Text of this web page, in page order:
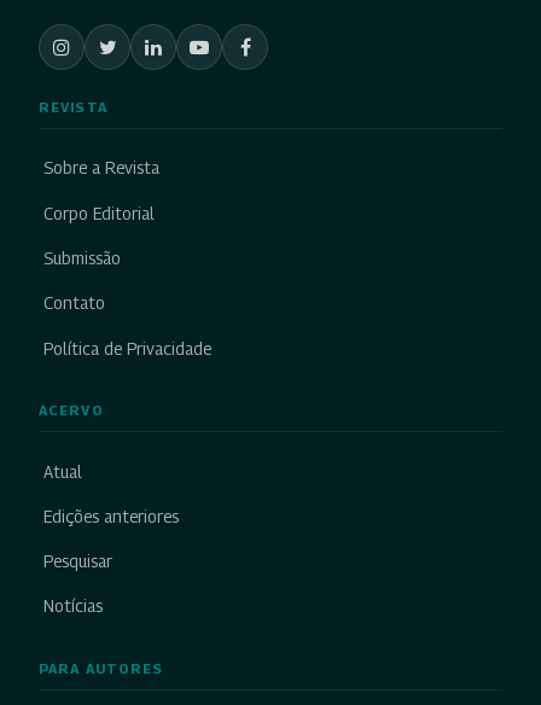
REVISTA
Sobre a Revista
Corpo Editorial
Submissão
Contato
Política de Privacidade
ACERVO
Atual
Edições anteriores
Pesquisar
Notícias
PARA AUTORES